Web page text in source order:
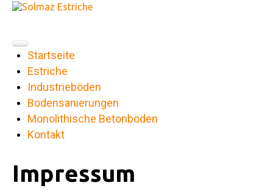
Startseite
Estriche
Industrieböden
Bodensanierungen
Monolithische Betonböden
Kontakt
Impressum